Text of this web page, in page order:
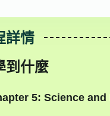
詳情
到什麼
5: Science and